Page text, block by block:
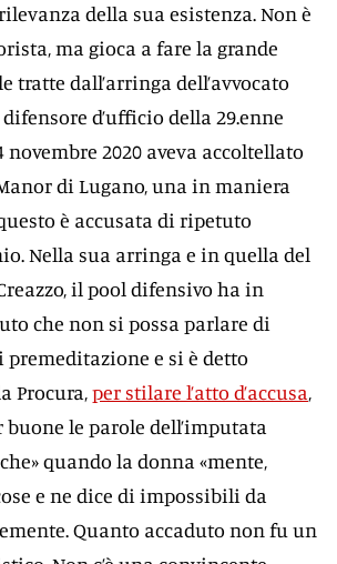
della sua esistenza. Non è
ma gioca a fare la grande
tratte dall’arringa dell’avvocato
d’ufficio della 29.enne
2020 aveva accoltellato
di Lugano, una in maniera
è accusata di ripetuto
Nella sua arringa e in quella del
il pool difensivo ha in
che non si possa parlare di
premeditazione e si è detto
Procura,per stilare l’atto d’accusa,
buone le parole dell’imputata
quando la donna «mente,
e ne dice di impossibili da
Quanto accaduto non fu un